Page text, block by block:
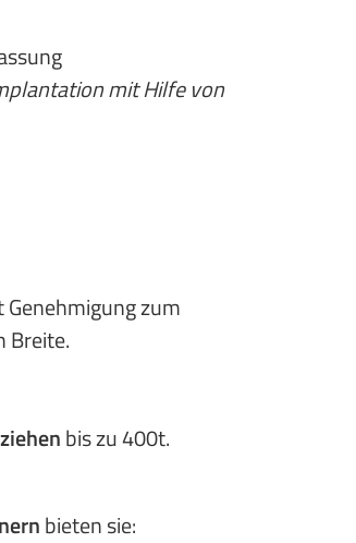
mit Hilfe von
Genehmigung zum
Breite.
bis zu 400t.
bieten sie: